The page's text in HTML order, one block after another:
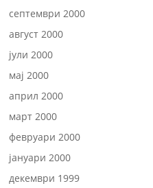
септември 2000
август 2000
јули 2000
мај 2000
април 2000
март 2000
февруари 2000
јануари 2000
декември 1999